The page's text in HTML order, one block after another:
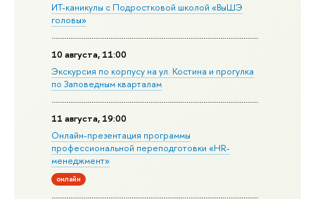
ИТ-каникулы с Подростковой школой «ВыШЭ
головы»
10 августа, 11:00
Экскурсия по корпусу на ул. Костина и прогулка
по Заповедным кварталам
11 августа, 19:00
Онлайн-презентация программы
профессиональной переподготовки «HR-
менеджмент»
онлайн